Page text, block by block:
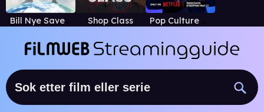
Bill Nye Saves the World Shop Class Pop Culture Jeopardy!